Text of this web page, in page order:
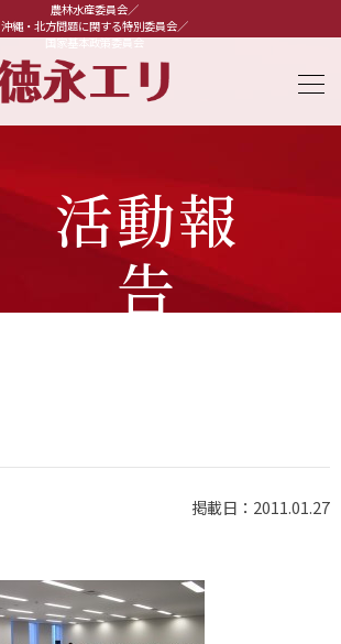
農林水産委員会／
沖縄・北方問題に関する特別委員会／
国家基本政策委員会
活動報
告
掲載日：2011.01.27